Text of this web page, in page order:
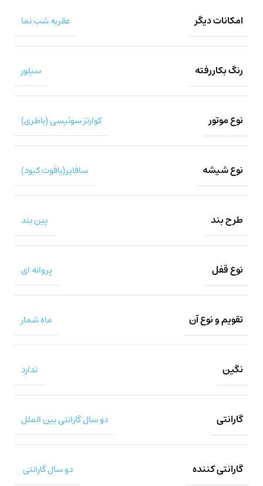
امکانات دیگر عقربه شب نما
رنگ بکاررفته سیلور
نوع موتور کوارتز سوئیسی (باطری)
نوع شیشه سافایر(یاقوت کبود)
طرح بند پین بند
نوع قفل پروانه ای
تقویم و نوع آن ماه شمار
نگین ندارد
گارانتی دو سال گارانتی بین الملل
گارانتی کننده دو سال گارانتی